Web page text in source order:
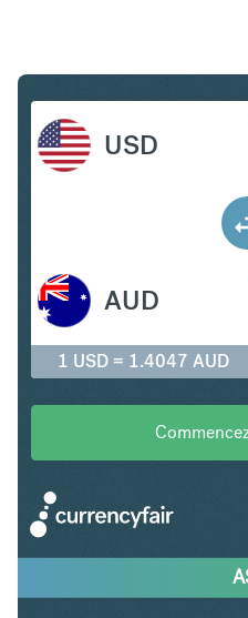
USD
AUD
1 USD = 1.4047 AUD